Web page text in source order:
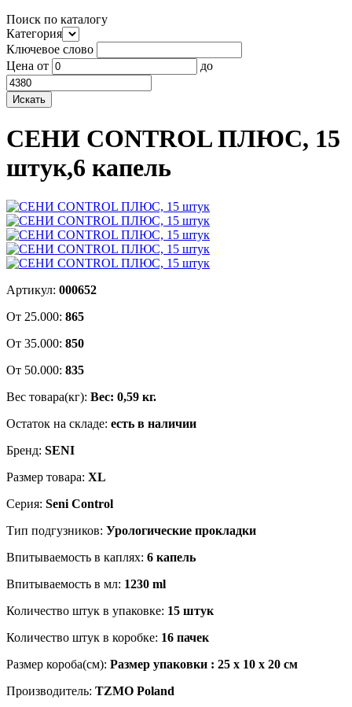
Поиск по каталогу
Категория
Ключевое слово
Цена от до
СЕНИ CONTROL ПЛЮС, 15
штук,6 капель
Артикул: 000652
От 25.000: 865
От 35.000: 850
От 50.000: 835
Вес товара(кг): Вес: 0,59 кг.
Остаток на складе: есть в наличии
Бренд: SENI
Размер товара: XL
Серия: Seni Control
Тип подгузников: Урологические прокладки
Впитываемость в каплях: 6 капель
Впитываемость в мл: 1230 ml
Количество штук в упаковке: 15 штук
Количество штук в коробке: 16 пачек
Размер короба(см): Размер упаковки : 25 x 10 x 20 см
Производитель: TZMO Poland